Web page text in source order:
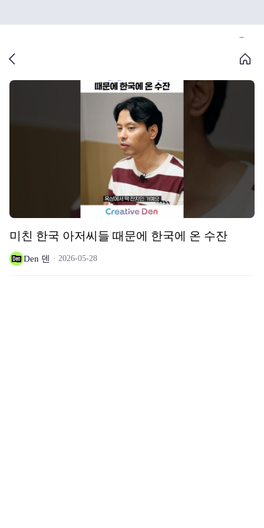
미친 한국 아저씨들 때문에 한국에 온 수잔
Den 덴 2026-05-28